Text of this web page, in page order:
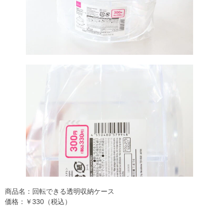
商品名：回転できる透明収納ケース
価格：￥330（税込）